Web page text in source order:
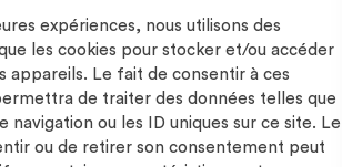
expériences, nous utilisons des
les cookies pour stocker et/ou accéder
appareils. Le fait de consentir à ces
de traiter des données telles que
navigation ou les ID uniques sur ce site. Le
ou de retirer son consentement peut